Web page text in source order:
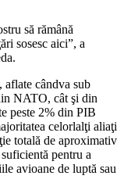
s-
a
o
fortăreaţă
să rămână
sosesc aici”, a
cândva sub
NATO, cât şi din
peste 2% din PIB
celorlalţi aliaţi
totală de aproximativ
pentru a
avioane de luptă sau